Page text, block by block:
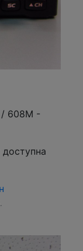
608M -